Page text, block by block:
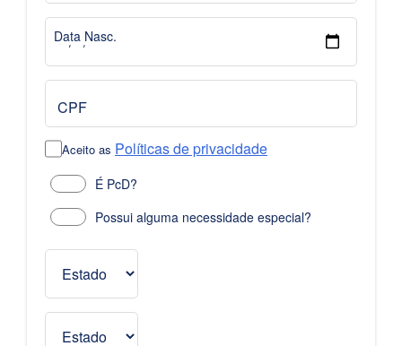
Data Nasc.
CPF
Aceito as Políticas de privacidade
É PcD?
Possui alguma necessidade especial?